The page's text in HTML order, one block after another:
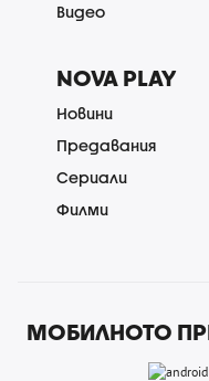
Видео
NOVA PLAY
Новини
Предавания
Сериали
Филми
МОБИЛНОТО